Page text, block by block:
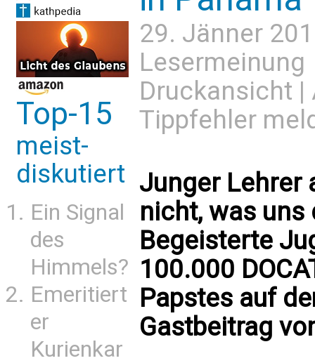
Top-15
meist-
diskutiert
Ein Signal
des
Himmels?
Emeritiert
er
Kurienkar
29. Jänner
Lesermeinung
Druckansicht |
Tippfehler
Junger Lehrer
nicht, was uns
Begeisterte
100.000
Papstes auf
Gastbeitrag